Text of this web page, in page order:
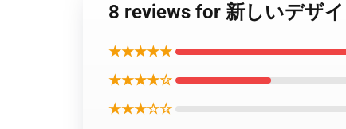
8 reviews for 新しいデザ
★★★★★
★★★★☆
★★★☆☆